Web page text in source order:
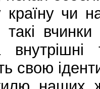
країну чи
такі
свою